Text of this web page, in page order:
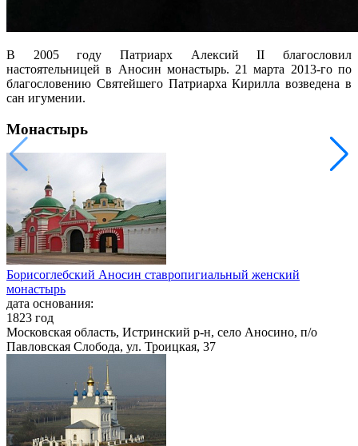
В 2005 году Патриарх Алексий II благословил
настоятельницей в Аносин монастырь. 21 марта 2013-го по
благословению Святейшего Патриарха Кирилла возведена в
сан игумении.
Монастырь
Борисоглебский Аносин ставропигиальный женский
монастырь
дата основания:
1823 год
Московская область, Истринский р-н, село Аносино, п/о
Павловская Слобода, ул. Троицкая, 37